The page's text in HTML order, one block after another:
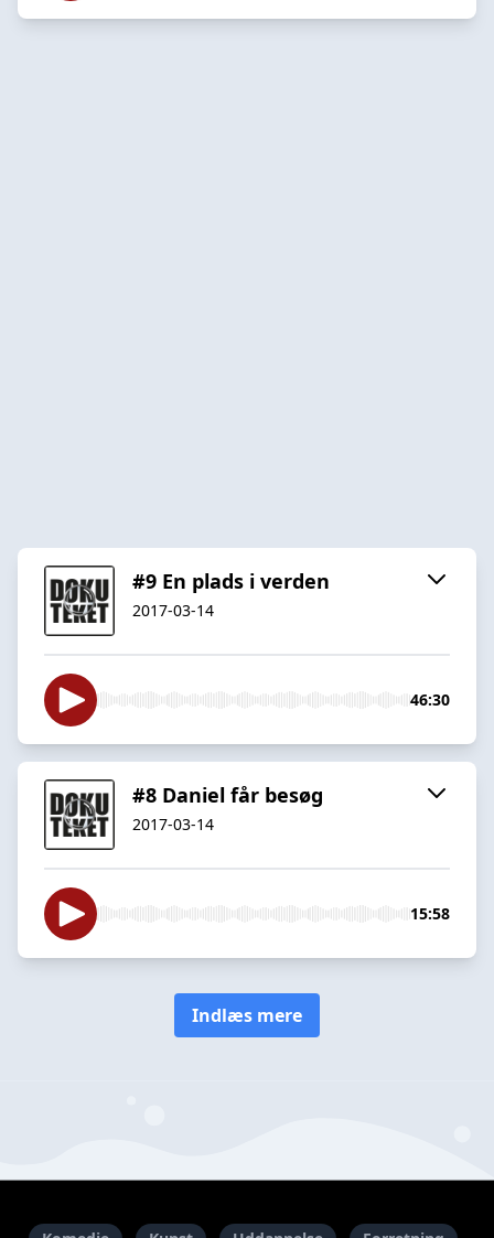
#9 En plads i verden
2017-03-14
46:30
#8 Daniel får besøg
2017-03-14
15:58
Indlæs mere